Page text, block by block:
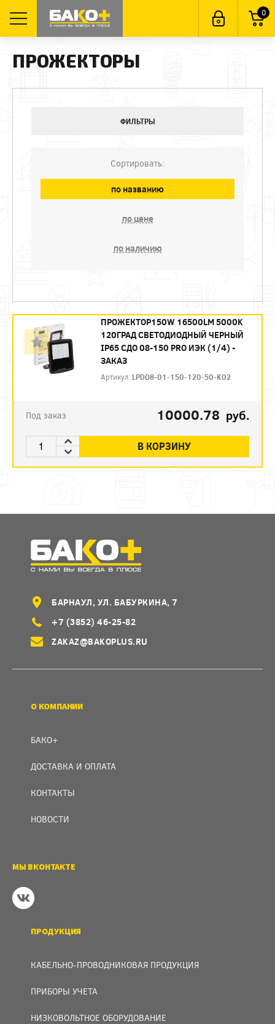
0
ПРОЖЕКТОРЫ
ФИЛЬТРЫ
Сортировать:
по названию
по цене
по наличию
ПРОЖЕКТОР150W 16500LM 5000K
120ГРАД СВЕТОДИОДНЫЙ ЧЕРНЫЙ
IP65 СДО 08-150 PRO ИЭК (1/4) -
ЗАКАЗ
Артикул: LPDO8-01-150-120-50-K02
Под заказ 10000.78 руб.
В КОРЗИНУ
БАРНАУЛ, УЛ. БАБУРКИНА, 7
+7 (3852) 46-25-82
ZAKAZ@BAKOPLUS.RU
О КОМПАНИИ
БАКО+
ДОСТАВКА И ОПЛАТА
КОНТАКТЫ
НОВОСТИ
МЫ ВКОНТАКТЕ
ПРОДУКЦИЯ
КАБЕЛЬНО-ПРОВОДНИКОВАЯ ПРОДУКЦИЯ
ПРИБОРЫ УЧЕТА
НИЗКОВОЛЬТНОЕ ОБОРУДОВАНИЕ